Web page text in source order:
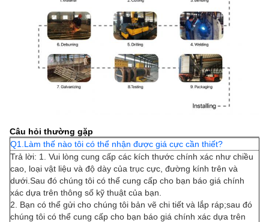
Câu hỏi thường gặp
Q1.Làm thế nào tôi có thể nhận được giá cực cần thiết?
Trả lời: 1. Vui lòng cung cấp các kích thước chính xác như chiều
cao, loại vật liệu và độ dày của trục cực, đường kính trên và
dưới.Sau đó chúng tôi có thể cung cấp cho bạn báo giá chính
xác dựa trên thông số kỹ thuật của bạn.
2. Bạn có thể gửi cho chúng tôi bản vẽ chi tiết và lắp ráp;sau đó
chúng tôi có thể cung cấp cho bạn báo giá chính xác dựa trên